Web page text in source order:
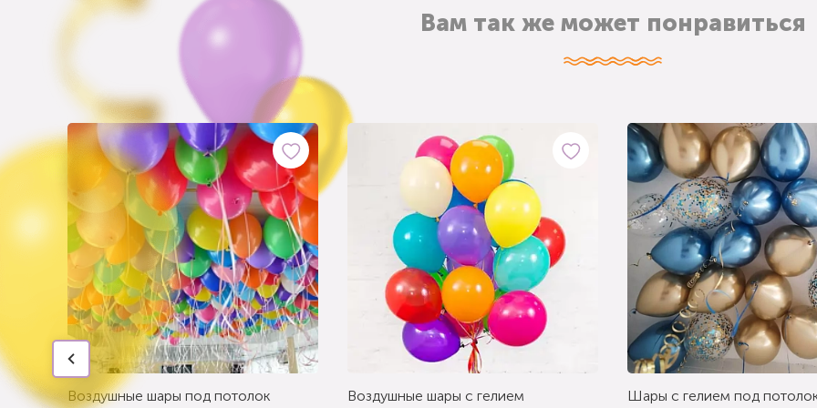
Вам так же может понравиться
Воздушные шары под потолок
Воздушные шары с гелием
Шары с гелием под